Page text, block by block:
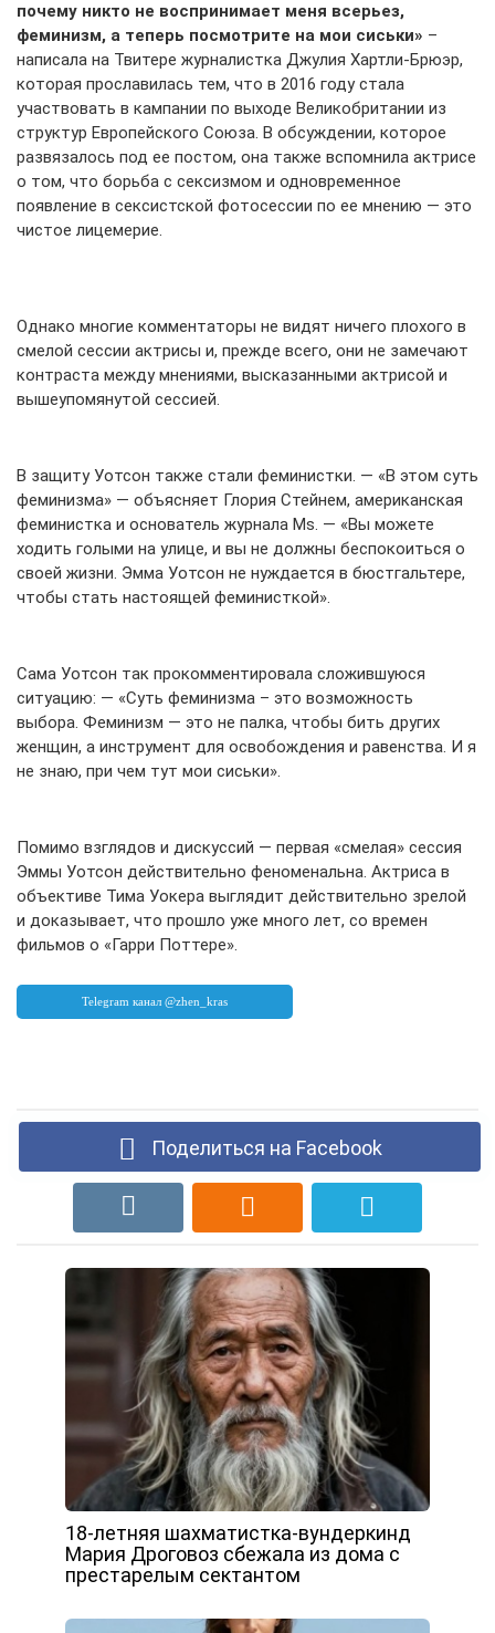
почему никто не воспринимает меня всерьез,
феминизм, а теперь посмотрите на мои сиськи» –
написала на Твитере журналистка Джулия Хартли-Брюэр,
которая прославилась тем, что в 2016 году стала
участвовать в кампании по выходе Великобритании из
структур Европейского Союза. В обсуждении, которое
развязалось под ее постом, она также вспомнила актрисе
о том, что борьба с сексизмом и одновременное
появление в сексистской фотосессии по ее мнению — это
чистое лицемерие.
Однако многие комментаторы не видят ничего плохого в
смелой сессии актрисы и, прежде всего, они не замечают
контраста между мнениями, высказанными актрисой и
вышеупомянутой сессией.
В защиту Уотсон также стали феминистки. — «В этом суть
феминизма» — объясняет Глория Стейнем, американская
феминистка и основатель журнала Ms. — «Вы можете
ходить голыми на улице, и вы не должны беспокоиться о
своей жизни. Эмма Уотсон не нуждается в бюстгальтере,
чтобы стать настоящей феминисткой».
Сама Уотсон так прокомментировала сложившуюся
ситуацию: — «Суть феминизма – это возможность
выбора. Феминизм — это не палка, чтобы бить других
женщин, а инструмент для освобождения и равенства. И я
не знаю, при чем тут мои сиськи».
Помимо взглядов и дискуссий — первая «смелая» сессия
Эммы Уотсон действительно феноменальна. Актриса в
объективе Тима Уокера выглядит действительно зрелой
и доказывает, что прошло уже много лет, со времен
фильмов о «Гарри Поттере».
Поделиться на Facebook
18-летняя шахматистка-вундеркинд
Мария Дроговоз сбежала из дома с
престарелым сектантом